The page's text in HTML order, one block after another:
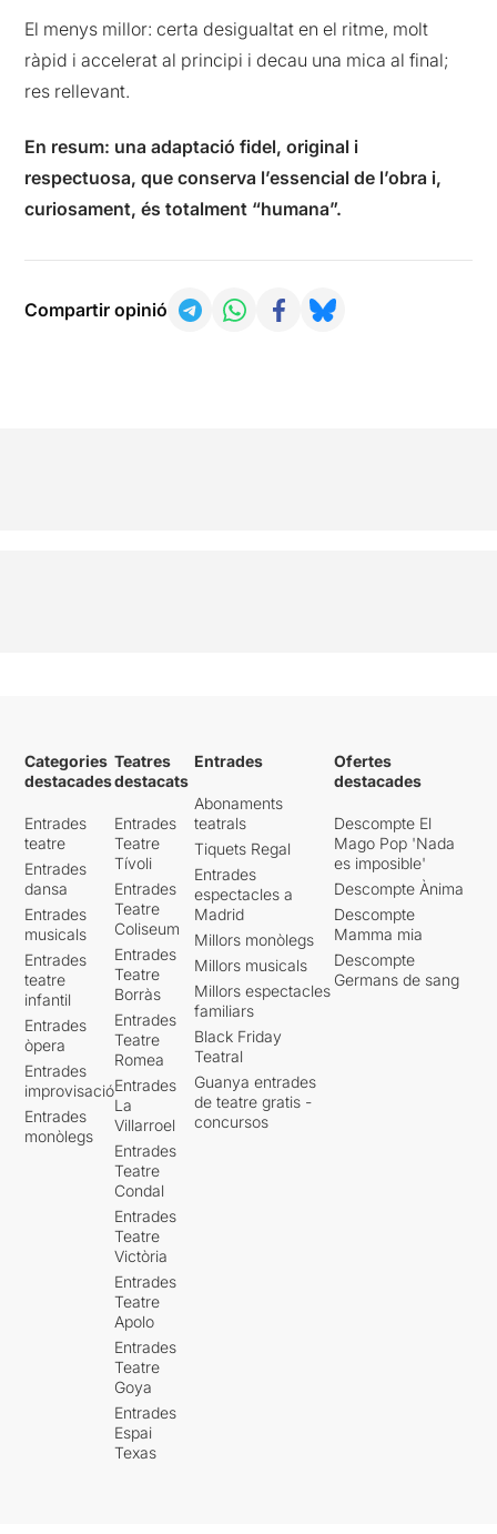
El menys millor: certa desigualtat en el ritme, molt
ràpid i accelerat al principi i decau una mica al final;
res rellevant.
En resum: una adaptació fidel, original i
respectuosa, que conserva l’essencial de l’obra i,
curiosament, és totalment “humana”.
Compartir opinió
Categories
destacades
Entrades
teatre
Entrades
dansa
Entrades
musicals
Entrades
teatre
infantil
Entrades
òpera
Entrades
improvisació
Entrades
monòlegs
Teatres
destacats
Entrades
Teatre
Tívoli
Entrades
Teatre
Coliseum
Entrades
Teatre
Borràs
Entrades
Teatre
Romea
Entrades
La
Villarroel
Entrades
Teatre
Condal
Entrades
Teatre
Victòria
Entrades
Teatre
Apolo
Entrades
Teatre
Goya
Entrades
Espai
Texas
Entrades
Abonaments
teatrals
Tiquets Regal
Entrades
espectacles a
Madrid
Millors monòlegs
Millors musicals
Millors espectacles
familiars
Black Friday
Teatral
Guanya entrades
de teatre gratis -
concursos
Ofertes
destacades
Descompte El
Mago Pop 'Nada
es imposible'
Descompte Ànima
Descompte
Mamma mia
Descompte
Germans de sang